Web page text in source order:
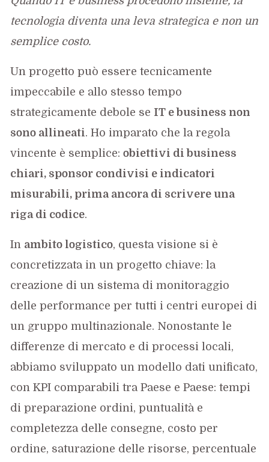
tecnologia diventa una leva strategica e non un
semplice costo.
Un progetto può essere tecnicamente
impeccabile e allo stesso tempo
strategicamente debole se IT e business non
sono allineati. Ho imparato che la regola
vincente è semplice:obiettivi di business
chiari, sponsor condivisi e indicatori
misurabili, prima ancora di scrivere una
riga di codice.
In ambito logistico, questa visione si è
concretizzata in un progetto chiave: la
creazione di un sistema di monitoraggio
delle performance per tutti i centri europei di
un gruppo multinazionale. Nonostante le
differenze di mercato e di processi locali,
abbiamo sviluppato un modello dati unificato,
con KPI comparabili tra Paese e Paese: tempi
di preparazione ordini, puntualità e
completezza delle consegne, costo per
ordine, saturazione delle risorse, percentuale